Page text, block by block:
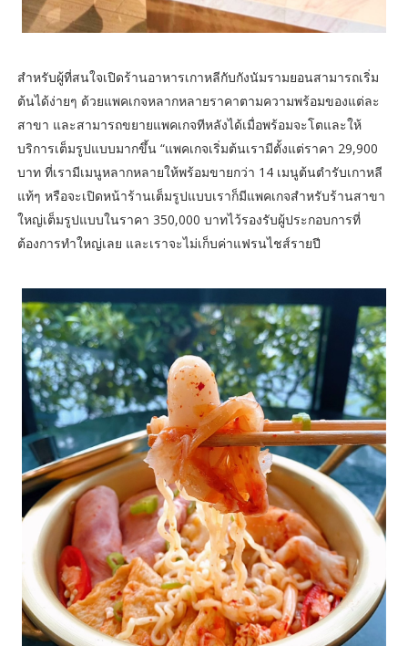
สำหรับผู้ที่สนใจเปิดร้านอาหารเกาหลีกับกังนัมรามยอนสามารถเริ่ม
ต้นได้ง่ายๆ ด้วยแพคเกจหลากหลายราคาตามความพร้อมของแต่ละ
สาขา และสามารถขยายแพคเกจทีหลังได้เมื่อพร้อมจะโตและให้
บริการเต็มรูปแบบมากขึ้น “แพคเกจเริ่มต้นเรามีตั้งแต่ราคา 29,900
บาท ที่เรามีเมนูหลากหลายให้พร้อมขายกว่า 14 เมนูต้นตำรับเกาหลี
แท้ๆ หรือจะเปิดหน้าร้านเต็มรูปแบบเราก็มีแพคเกจสำหรับร้านสาขา
ใหญ่เต็มรูปแบบในราคา 350,000 บาทไว้รองรับผู้ประกอบการที่
ต้องการทำใหญ่เลย และเราจะไม่เก็บค่าแฟรนไชส์รายปี